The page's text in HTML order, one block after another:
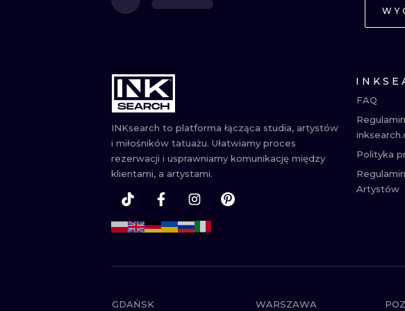
INKsearch to platforma łącząca studia, artystów
i miłośników tatuażu. Ułatwiamy proces
rezerwacji i usprawniamy komunikację między
klientami, a artystami.
FAQ
Regulamin
Polityka
Artystów
GDAŃSK WARSZAWA